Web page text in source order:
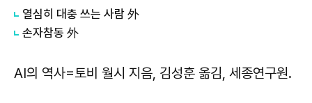
열심히 대충 쓰는 사람 外
손자참동 外
AI의 역사=토비 월시 지음, 김성훈 옮김, 세종연구원.